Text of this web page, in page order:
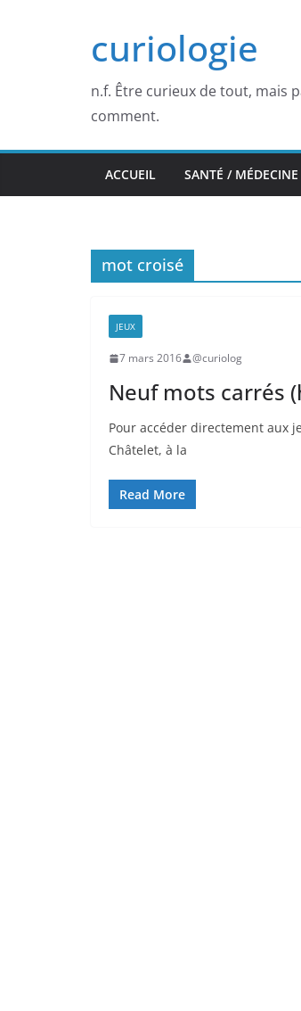
curiologie
n.f. Être curieux de tout, mais
comment.
ACCUEIL SANTÉ / MÉDECINE
mot croisé
JEUX
7 mars 2016 @curiolog
Neuf mots carrés
Pour accéder directement aux
Châtelet, à la
Read More